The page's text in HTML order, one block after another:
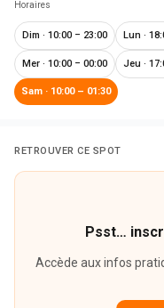
Horaires
Dim · 10:00 – 23:00 Lun ·
Mer · 10:00 – 00:00 Jeu ·
Sam · 10:00 – 01:30
RETROUVER CE SPOT
Psst…
Accède aux infos